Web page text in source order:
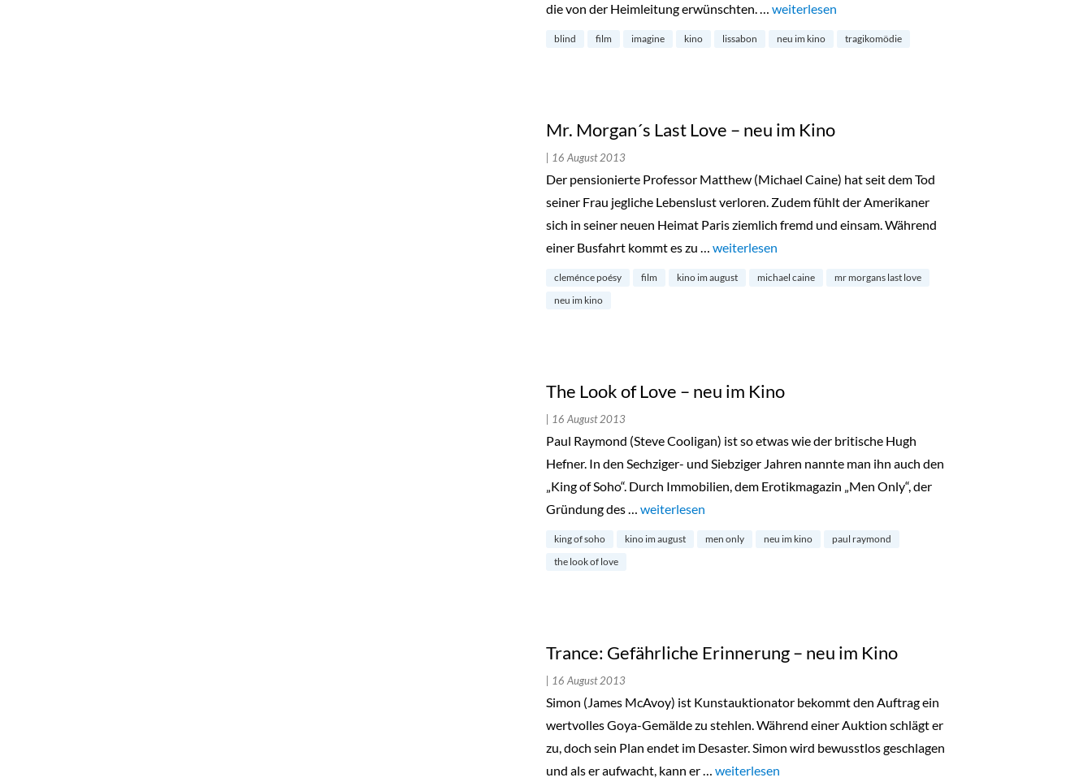
die von der Heimleitung erwünschten. … „Imagine – neu im Kino“
weiterlesen
blind film imagine kino lissabon neu im kino tragikomödie
Mr. Morgan´s Last Love – neu im Kino
| 16 August 2013
Der pensionierte Professor Matthew (Michael Caine) hat seit dem Tod
seiner Frau jegliche Lebenslust verloren. Zudem fühlt der Amerikaner
sich in seiner neuen Heimat Paris ziemlich fremd und einsam. Während
einer Busfahrt kommt es zu … „Mr. Morgan´s Last Love – neu im Kino“
weiterlesen
cleménce poésy film kino im august michael caine
mr morgans last love
neu im kino
The Look of Love – neu im Kino
| 16 August 2013
Paul Raymond (Steve Cooligan) ist so etwas wie der britische Hugh
Hefner. In den Sechziger- und Siebziger Jahren nannte man ihn auch den
„King of Soho“. Durch Immobilien, dem Erotikmagazin „Men Only“, der
Gründung des … „The Look of Love – neu im Kino“
weiterlesen
king of soho kino im august men only neu im kino
paul raymond
the look of love
Trance: Gefährliche Erinnerung – neu im Kino
| 16 August 2013
Simon (James McAvoy) ist Kunstauktionator bekommt den Auftrag ein
wertvolles Goya-Gemälde zu stehlen. Während einer Auktion schlägt er
zu, doch sein Plan endet im Desaster. Simon wird bewusstlos geschlagen
und als er aufwacht, kann er … „Trance: Gefährliche Erinnerung – neu im Kino“
weiterlesen